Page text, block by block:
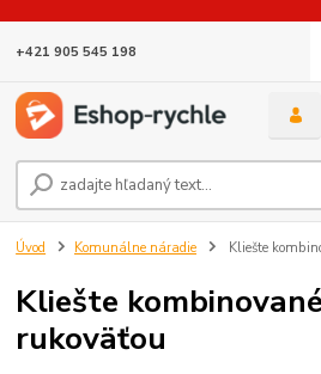
+421 905 545 198
Úvod Komunálne náradie Kliešte
Kliešte
rukoväťou